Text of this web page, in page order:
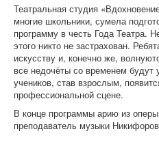
Театральная студия
многие школьники, сумела
программу в честь Года Театра.
этого никто не застрахован.
искусству и, конечно же,
все недочёты со временем будут
учеников, став взрослым,
профессиональной сцене.
В конце программы арию из
преподаватель музыки